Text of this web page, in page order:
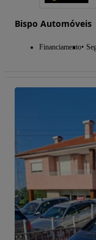
Bispo Automóveis
Financiamento